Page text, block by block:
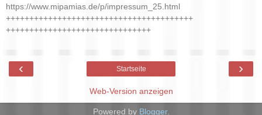
https://www.mipamias.de/p/impressum_25.html
++++++++++++++++++++++++++++++++++++++++
+++++++++++++++++++++++++++++++
‹ ›
Startseite
Web-Version anzeigen
Powered by Blogger.